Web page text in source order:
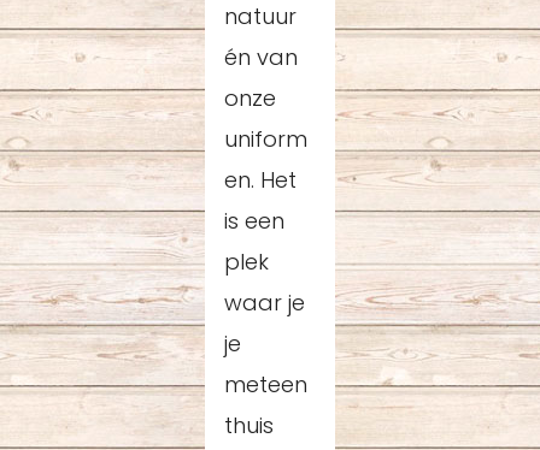
natuur
én van
onze
uniform
en. Het
is een
plek
waar je
je
meteen
thuis